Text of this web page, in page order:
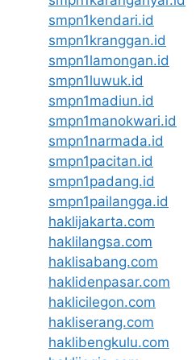
smpn1kendari.id
smpn1kranggan.id
smpn1lamongan.id
smpn1luwuk.id
smpn1madiun.id
smpn1manokwari.id
smpn1narmada.id
smpn1pacitan.id
smpn1padang.id
smpn1pailangga.id
haklijakarta.com
haklilangsa.com
haklisabang.com
haklidenpasar.com
haklicilegon.com
hakliserang.com
haklibengkulu.com